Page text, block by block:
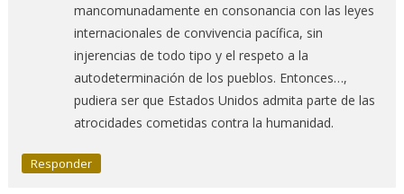
mancomunadamente en consonancia con las leyes
internacionales de convivencia pacífica, sin
injerencias de todo tipo y el respeto a la
autodeterminación de los pueblos. Entonces…,
pudiera ser que Estados Unidos admita parte de las
atrocidades cometidas contra la humanidad.
Responder